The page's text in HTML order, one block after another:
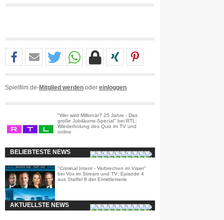
Spielfilm.de-Mitglied werden oder einloggen
"Wer wird Millionär? 25 Jahre - Das
große Jubiläums-Special" bei RTL:
Wiederholung des Quiz im TV und
online
BELIEBTESTE NEWS
"Criminal Intent - Verbrechen im Visier"
bei Vox im Stream und TV: Episode 4
aus Staffel 8 der Ermittlerserie
AKTUELLSTE NEWS